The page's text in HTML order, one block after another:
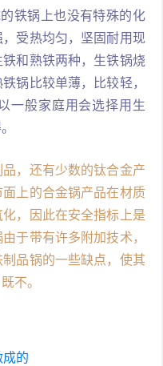
铁锅上也没有特殊的化
受热均匀，坚固耐用现
和熟铁两种，生铁锅烧
锅比较单薄，比较轻，
一般家庭用会选择用生
，还有少数的钛合金产
上的合金锅产品在材质
化，因此在安全指标上是
于带有许多附加技术，
品锅的一些缺点，使其
不。
的